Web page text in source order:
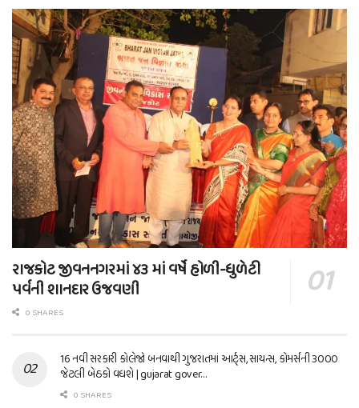
રાજકોટ જીવનનગરમાં ૪૩ માં વર્ષે હોળી-ધુળેટી
પર્વની શાનદાર ઉજવણી
0 SHARES
16 નવી સરકારી કોલેજો બનવાથી ગુજરાતમાં આર્ટ્સ, સાયન્સ, કોમર્સની 3000
જેટલી બેઠકો વધશે | gujarat gover…
0 SHARES